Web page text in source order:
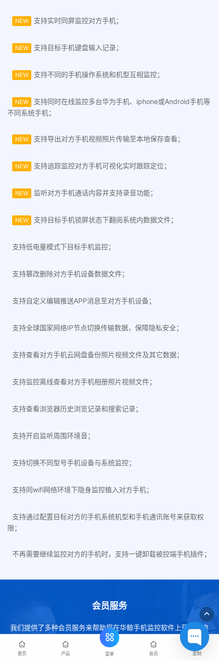
NEW 支持实时同屏监控对方手机；
NEW 支持目标手机键盘输入记录；
NEW 支持不同的手机操作系统和机型互相监控；
NEW
支持同时在线监控多台华为手机、iphone或Android手机等
不同系统手机；
NEW 支持导出对方手机视频照片传输至本地保存查看；
NEW 支持追踪监控对方手机可视化实时跟踪定位；
NEW 监听对方手机通话内容并支持录音功能；
NEW 支持目标手机锁屏状态下翻阅系统内数据文件；
支持低电量模式下目标手机监控；
支持篡改删除对方手机设备数据文件；
支持自定义编辑推送APP消息至对方手机设备；
支持全球国家网络IP节点切换传输数据，保障隐私安全；
支持查看对方手机云网盘备份照片视频文件及其它数据；
支持监控离线查看对方手机相册照片视频文件；
支持查看浏览器历史浏览记录和搜索记录；
支持开启监听周围环境音；
支持切换不同型号手机设备与系统监控；
支持同wifi网络环境下隐身监控植入对方手机；
支持通过配置目标对方的手机系统机型和手机通讯账号来获取权
限；
不再需要继续监控对方的手机时，支持一键卸载被控端手机插件；
会员服务
我们提供了多种会员服务来帮助您在华鲸手机监控软件上获得更良
好的体验，下方详细了解我们的会员服务。
首页 产品 菜单 会员 定制